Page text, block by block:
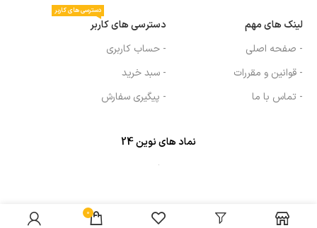
لینک های مهم
- صفحه اصلی
- قوانین و مقررات
- تماس با ما
دسترسی های کاربر
دسترسی های کاربر
- حساب کاربری
- سبد خرید
- پیگیری سفارش
نماد های نوین 24
0